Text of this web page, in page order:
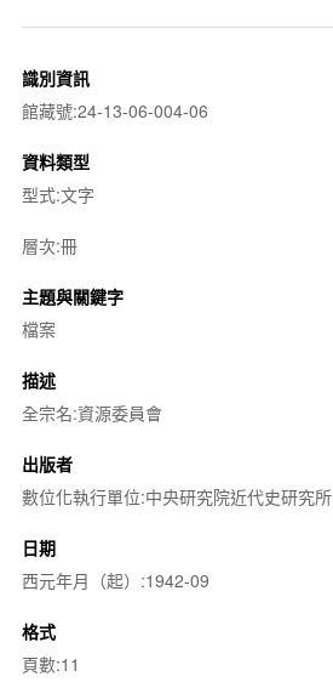
識別資訊
館藏號:24-13-06-004-06
資料類型
型式:文字
層次:冊
主題與關鍵字
檔案
描述
全宗名:資源委員會
出版者
數位化執行單位:中央研究院近代史研究所
日期
西元年月（起）:1942-09
格式
頁數:11